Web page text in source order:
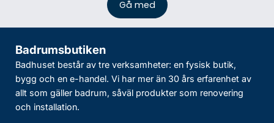
Badrumsbutiken
Badhuset består av tre verksamheter: en fysisk butik,
bygg och en e-handel. Vi har mer än 30 års erfarenhet av
allt som gäller badrum, såväl produkter som renovering
och installation.